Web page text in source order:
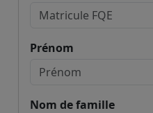
Prénom
Nom de famille